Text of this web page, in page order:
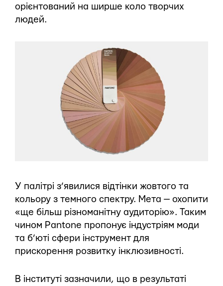
орієнтований на ширше коло творчих
людей.
У палітрі з’явилися відтінки жовтого та
кольору з темного спектру. Мета — охопити
«ще більш різноманітну аудиторію». Таким
чином Pantone пропонує індустріям моди
та б’юті сфери інструмент для
прискорення розвитку інклюзивності.
В інституті зазначили, що в результаті